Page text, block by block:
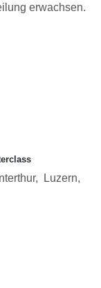
erwachsen.
Luzern,